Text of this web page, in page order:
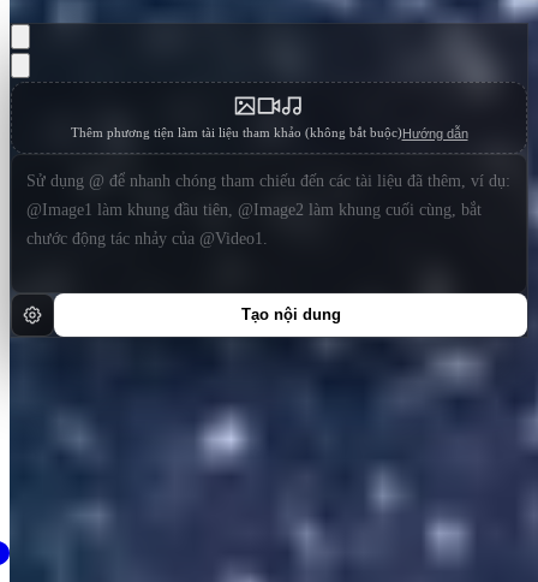
Thêm phương tiện làm tài liệu tham khảo (không bắt buộc)Hướng dẫn
Tạo nội dung